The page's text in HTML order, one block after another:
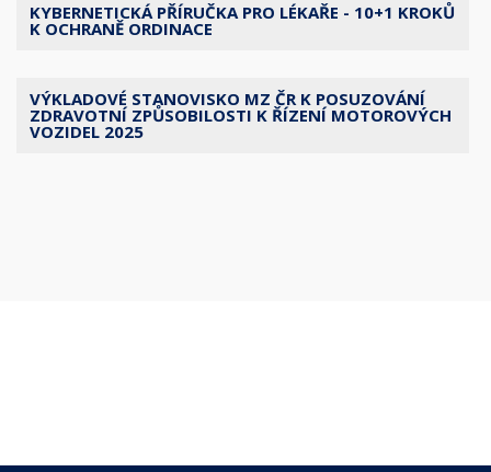
KYBERNETICKÁ PŘÍRUČKA PRO LÉKAŘE - 10+1 KROKŮ
K OCHRANĚ ORDINACE
VÝKLADOVÉ STANOVISKO MZ ČR K POSUZOVÁNÍ
ZDRAVOTNÍ ZPŮSOBILOSTI K ŘÍZENÍ MOTOROVÝCH
VOZIDEL 2025